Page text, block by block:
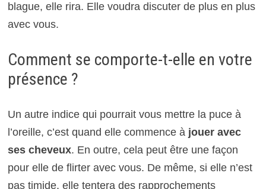
blague, elle rira. Elle voudra discuter de plus en plus
avec vous.
Comment se comporte-t-elle en votre
présence ?
Un autre indice qui pourrait vous mettre la puce à
l’oreille, c’est quand elle commence à jouer avec
ses cheveux. En outre, cela peut être une façon
pour elle de flirter avec vous. De même, si elle n’est
pas timide, elle tentera des rapprochements